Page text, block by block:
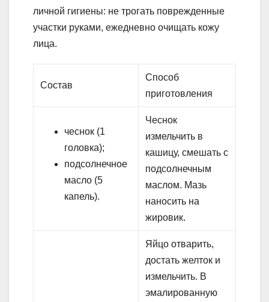
личной гигиены: не трогать поврежденные
участки руками, ежедневно очищать кожу
лица.
Состав
Способ
приготовления
чеснок (1
головка);
подсолнечное
масло (5
капель).
Чеснок
измельчить в
кашицу, смешать с
подсолнечным
маслом. Мазь
наносить на
жировик.
Яйцо отварить,
достать желток и
измельчить. В
эмалированную